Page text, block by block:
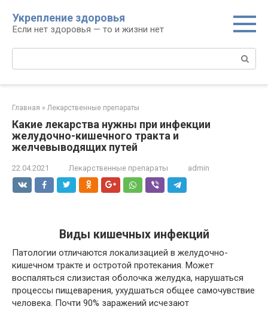
контенту
Укрепление здоровья
Если нет здоровья — то и жизни нет
Поиск:
Главная » Лекарственные препараты
Какие лекарства нужны при инфекции
желудочно-кишечного тракта и
желчевыводящих путей
22.04.2021 Лекарственные препараты admin
Виды кишечных инфекций
Патологии отличаются локализацией в желудочно-
кишечном тракте и остротой протекания. Может
воспаляться слизистая оболочка желудка, нарушаться
процессы пищеварения, ухудшаться общее самочувствие
человека. Почти 90% заражений исчезают